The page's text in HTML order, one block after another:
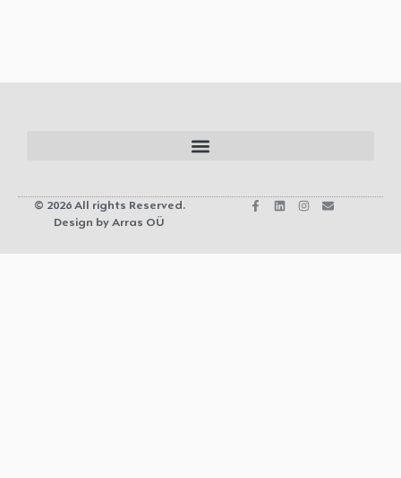
© 2026 All rights Reserved.
Design by Arras OÜ